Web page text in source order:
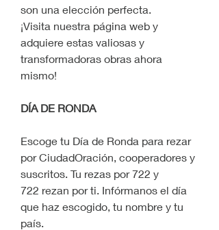
son una elección perfecta.
¡Visita nuestra página web y
adquiere estas valiosas y
transformadoras obras ahora
mismo!
DÍA DE RONDA
Escoge tu Día de Ronda para rezar
por CiudadOración, cooperadores y
suscritos. Tu rezas por 722 y
722 rezan por ti. Infórmanos el día
que haz escogido, tu nombre y tu
país.